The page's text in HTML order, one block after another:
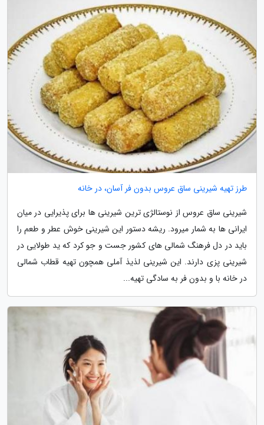
طرز تهیه شیرینی ساق عروس بدون فر آسان، در خانه
شیرینی ساق عروس از نوستالژی ترین شیرینی ها برای پذیرایی در میان
ایرانی ها به شمار میرود. ریشه دستور این شیرینی خوش عطر و طعم را
باید در دل فرهنگ شمالی های کشور جست و جو کرد که ید طولایی در
شیرینی پزی دارند. این شیرینی لذیذ آملی همچون تهیه قطاب شمالی
در خانه با و بدون فر به سادگی تهیه...